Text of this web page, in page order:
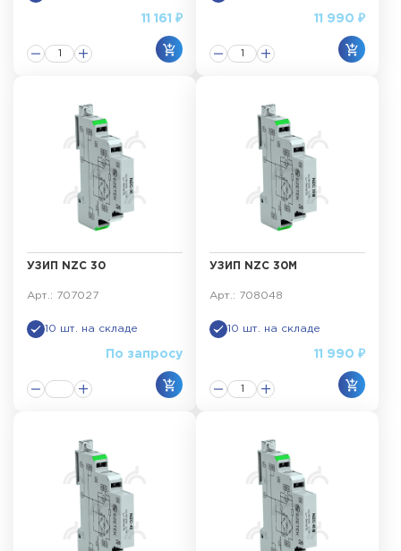
11 161 ₽ 11 990 ₽
УЗИП NZC 30
Арт.: 707027
10 шт. на складе
По запросу
УЗИП NZC 30M
Арт.: 708048
10 шт. на складе
11 990 ₽